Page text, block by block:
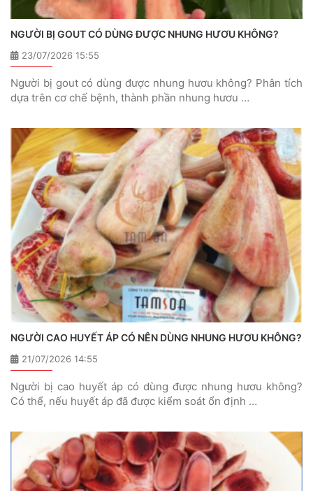
NGƯỜI BỊ GOUT CÓ DÙNG ĐƯỢC NHUNG HƯƠU KHÔNG?
23/07/2026 15:55
Người bị gout có dùng được nhung hươu không? Phân tích
dựa trên cơ chế bệnh, thành phần nhung hươu …
NGƯỜI CAO HUYẾT ÁP CÓ NÊN DÙNG NHUNG HƯƠU KHÔNG?
21/07/2026 14:55
Người bị cao huyết áp có dùng được nhung hươu không?
Có thể, nếu huyết áp đã được kiểm soát ổn định …